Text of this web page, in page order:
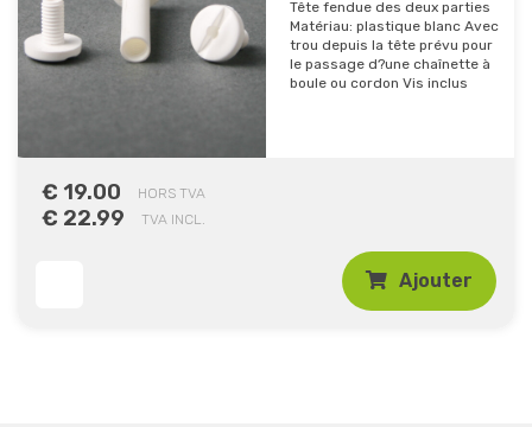
Tête fendue des deux parties
Matériau: plastique blanc Avec
trou depuis la tête prévu pour
le passage d?une chaînette à
boule ou cordon Vis inclus
€ 19.00 HORS TVA
€ 22.99 TVA INCL.
Ajouter